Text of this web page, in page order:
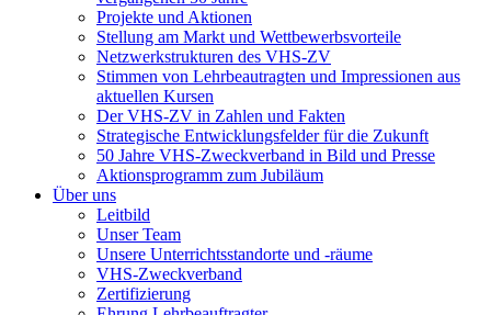
Projekte und Aktionen
Stellung am Markt und Wettbewerbsvorteile
Netzwerkstrukturen des VHS-ZV
Stimmen von Lehrbeautragten und Impressionen aus
aktuellen Kursen
Der VHS-ZV in Zahlen und Fakten
Strategische Entwicklungsfelder für die Zukunft
50 Jahre VHS-Zweckverband in Bild und Presse
Aktionsprogramm zum Jubiläum
Über uns
Leitbild
Unser Team
Unsere Unterrichtsstandorte und -räume
VHS-Zweckverband
Zertifizierung